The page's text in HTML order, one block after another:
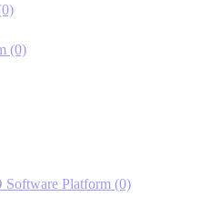
(0)
Platform (0)